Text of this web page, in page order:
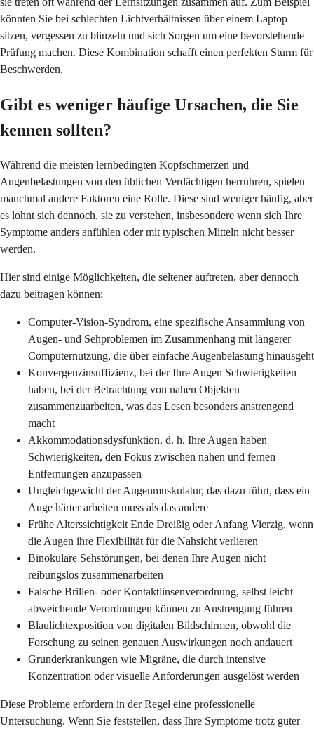
könnten Sie bei schlechten Lichtverhältnissen über einem Laptop
sitzen, vergessen zu blinzeln und sich Sorgen um eine bevorstehende
Prüfung machen. Diese Kombination schafft einen perfekten Sturm für
Beschwerden.
Gibt es weniger häufige Ursachen, die Sie
kennen sollten?
Während die meisten lernbedingten Kopfschmerzen und
Augenbelastungen von den üblichen Verdächtigen herrühren, spielen
manchmal andere Faktoren eine Rolle. Diese sind weniger häufig, aber
es lohnt sich dennoch, sie zu verstehen, insbesondere wenn sich Ihre
Symptome anders anfühlen oder mit typischen Mitteln nicht besser
werden.
Hier sind einige Möglichkeiten, die seltener auftreten, aber dennoch
dazu beitragen können:
Computer-Vision-Syndrom, eine spezifische Ansammlung von
Augen- und Sehproblemen im Zusammenhang mit längerer
Computernutzung, die über einfache Augenbelastung hinausgeht
Konvergenzinsuffizienz, bei der Ihre Augen Schwierigkeiten
haben, bei der Betrachtung von nahen Objekten
zusammenzuarbeiten, was das Lesen besonders anstrengend
macht
Akkommodationsdysfunktion, d. h. Ihre Augen haben
Schwierigkeiten, den Fokus zwischen nahen und fernen
Entfernungen anzupassen
Ungleichgewicht der Augenmuskulatur, das dazu führt, dass ein
Auge härter arbeiten muss als das andere
Frühe Alterssichtigkeit Ende Dreißig oder Anfang Vierzig, wenn
die Augen ihre Flexibilität für die Nahsicht verlieren
Binokulare Sehstörungen, bei denen Ihre Augen nicht
reibungslos zusammenarbeiten
Falsche Brillen- oder Kontaktlinsenverordnung, selbst leicht
abweichende Verordnungen können zu Anstrengung führen
Blaulichtexposition von digitalen Bildschirmen, obwohl die
Forschung zu seinen genauen Auswirkungen noch andauert
Grunderkrankungen wie Migräne, die durch intensive
Konzentration oder visuelle Anforderungen ausgelöst werden
Diese Probleme erfordern in der Regel eine professionelle
Untersuchung. Wenn Sie feststellen, dass Ihre Symptome trotz guter